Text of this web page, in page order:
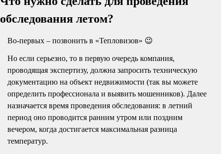
обследования летом?
Во-первых – позвонить в «Тепловизов» 😉
Но если серьезно, то в первую очередь компания,
проводящая экспертизу, должна запросить техническую
документацию на объект недвижимости (так вы можете
определить профессионала и выявить мошенников). Далее
назначается время проведения обследования: в летний
период оно проводится ранним утром или поздним
вечером, когда достигается максимальная разница
температур.